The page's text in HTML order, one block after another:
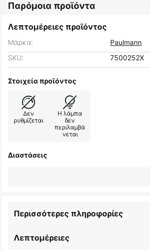
Παρόμοια προϊόντα
Λεπτομέρειες προϊόντος
Μάρκα:
Paulmann
SKU:
7500252X
Στοιχεία προϊόντος
Δεν
ρυθμίζεται
Η λάμπα
δεν
περιλαμβά
νεται
Διαστάσεις
Λεπτομέρειες
Περισσότερες πληροφορίες